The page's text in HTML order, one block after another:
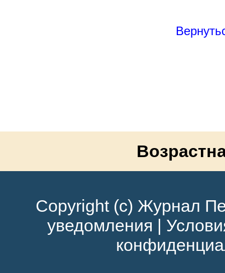
Copyright (c) Журнал
уведомления |